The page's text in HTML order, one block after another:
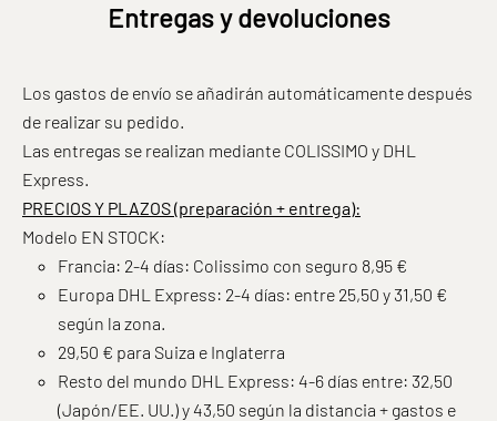
Entregas y devoluciones
Los gastos de envío se añadirán automáticamente después
de realizar su pedido.
Las entregas se realizan mediante COLISSIMO y DHL
Express.
PRECIOS Y PLAZOS (preparación + entrega):
Modelo EN STOCK:
Francia: 2-4 días: Colissimo con seguro 8,95 €
Europa DHL Express: 2-4 días: entre 25,50 y 31,50 €
según la zona.
29,50 € para Suiza e Inglaterra
Resto del mundo DHL Express: 4-6 días entre: 32,50
(Japón/EE. UU.) y 43,50 según la distancia + gastos e